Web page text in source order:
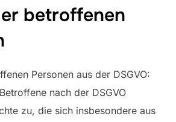
betroffenen
Personen aus der DSGVO:
nach der DSGVO
zu, die sich insbesondere aus